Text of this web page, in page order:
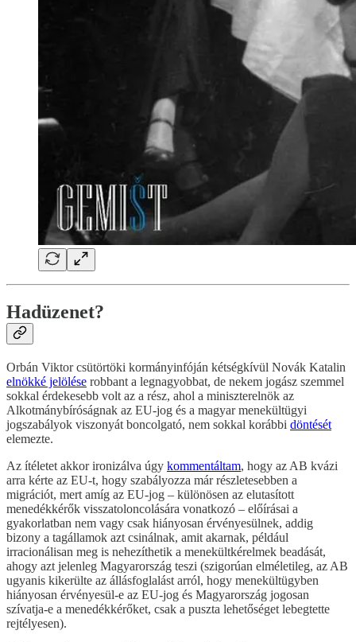
Hadüzenet?
Orbán Viktor csütörtöki kormányinfóján kétségkívül Novák Katalin
elnökké jelölése robbant a legnagyobbat, de nekem jogász szemmel
sokkal érdekesebb volt az a rész, ahol a miniszterelnök az
Alkotmánybíróságnak az EU-jog és a magyar menekültügyi
jogszabályok viszonyát boncolgató, nem sokkal korábbi döntését
elemezte.
Az ítéletet akkor ironizálva úgy kommentáltam, hogy az AB kvázi
arra kérte az EU-t, hogy szabályozza már részletesebben a
migrációt, mert amíg az EU-jog – különösen az elutasított
menedékkérők visszatoloncolására vonatkozó – előírásai a
gyakorlatban nem vagy csak hiányosan érvényesülnek, addig
bizony a tagállamok azt csinálnak, amit akarnak, például
irracionálisan meg is nehezíthetik a menekültkérelmek beadását,
ahogy azt jelenleg Magyarország teszi (szigorúan elméletileg, az AB
ugyanis kikerülte az állásfoglalást arról, hogy menekültügyben
hiányosan érvényesül-e az EU-jog és Magyarország jogosan
szívatja-e a menedékkérőket, csak a puszta lehetőséget lebegtette
rejtélyesen).